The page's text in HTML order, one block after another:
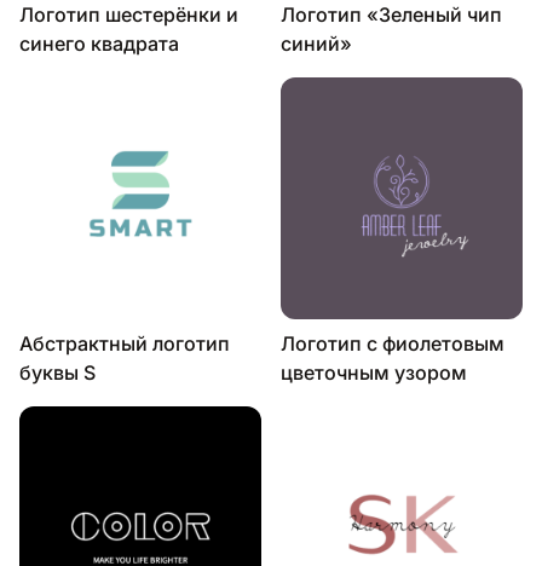
Логотип шестерёнки и
синего квадрата
Логотип «Зеленый чип
синий»
Абстрактный логотип
буквы S
Логотип с фиолетовым
цветочным узором